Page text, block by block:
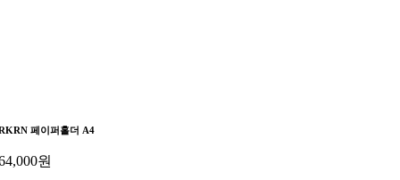
페이퍼홀더 A4
원